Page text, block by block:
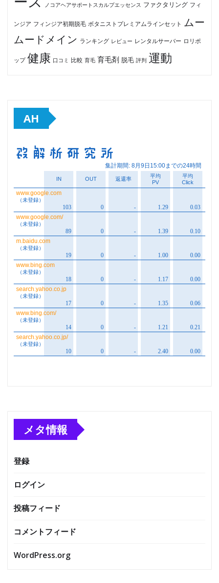
ノコアヘアサポートスカルプエッセンス ファクタリング フィ
ンジア フィンジア初期脱毛 ボタニストプレミアムラインセット ムー
ムードメイン ランキング レビュー レンタルサーバー ロリポ
ップ 健康 口コミ 比較 育毛 育毛剤 脱毛 評判 運動
AH
メタ情報
登録
ログイン
投稿フィード
コメントフィード
WordPress.org